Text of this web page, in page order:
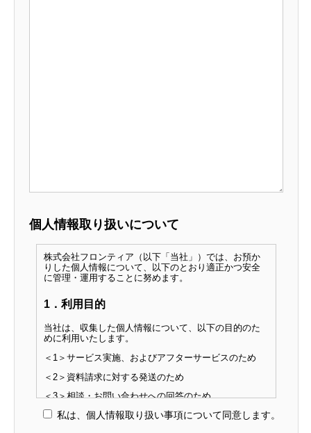
事業紹介
働く環境
求人情報一覧
エントリー
企業情報
個人情報取り扱いについて
株式会社フロンティア（以下「当社」）では、お預か
りした個人情報について、以下のとおり適正かつ安全
に管理・運用することに努めます。
1．利用目的
当社は、収集した個人情報について、以下の目的のた
めに利用いたします。
＜1＞サービス実施、およびアフターサービスのため
＜2＞資料請求に対する発送のため
＜3＞相談・お問い合わせへの回答のため
＜4＞商品・サービス・イベントの案内のため
私は、個人情報取り扱い事項について同意します。